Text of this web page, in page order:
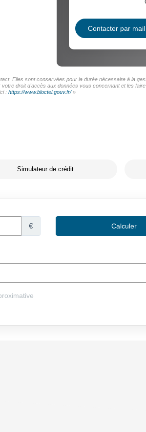
Contacter par mail
Elles sont conservées pour la durée nécessaire à la
droit d'accès aux données vous concernant et les
: https://www.bloctel.gouv.fr/»
Simulateur de crédit